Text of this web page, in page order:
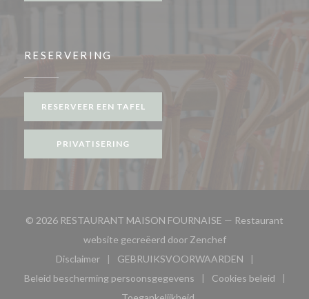
RESERVERING
RESERVEER EEN TAFEL
PRIVATISERING
© 2026 RESTAURANT MAISON FOURNAISE — Restaurant
website gecreëerd door Zenchef((opent in een
Disclaimer
((opent in een nieuw venster))
GEBRUIKSVOORWAARDEN
((opent in een nieuw
Beleid bescherming persoonsgegevens
((opent in een nieuw venster))
Cookies beleid
((opent in